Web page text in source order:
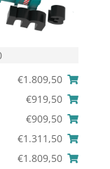
€1.809,50
€919,50
€909,50
€1.311,50
€1.809,50